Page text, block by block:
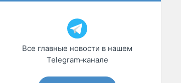
Все главные новости в нашем
Telegram‑канале